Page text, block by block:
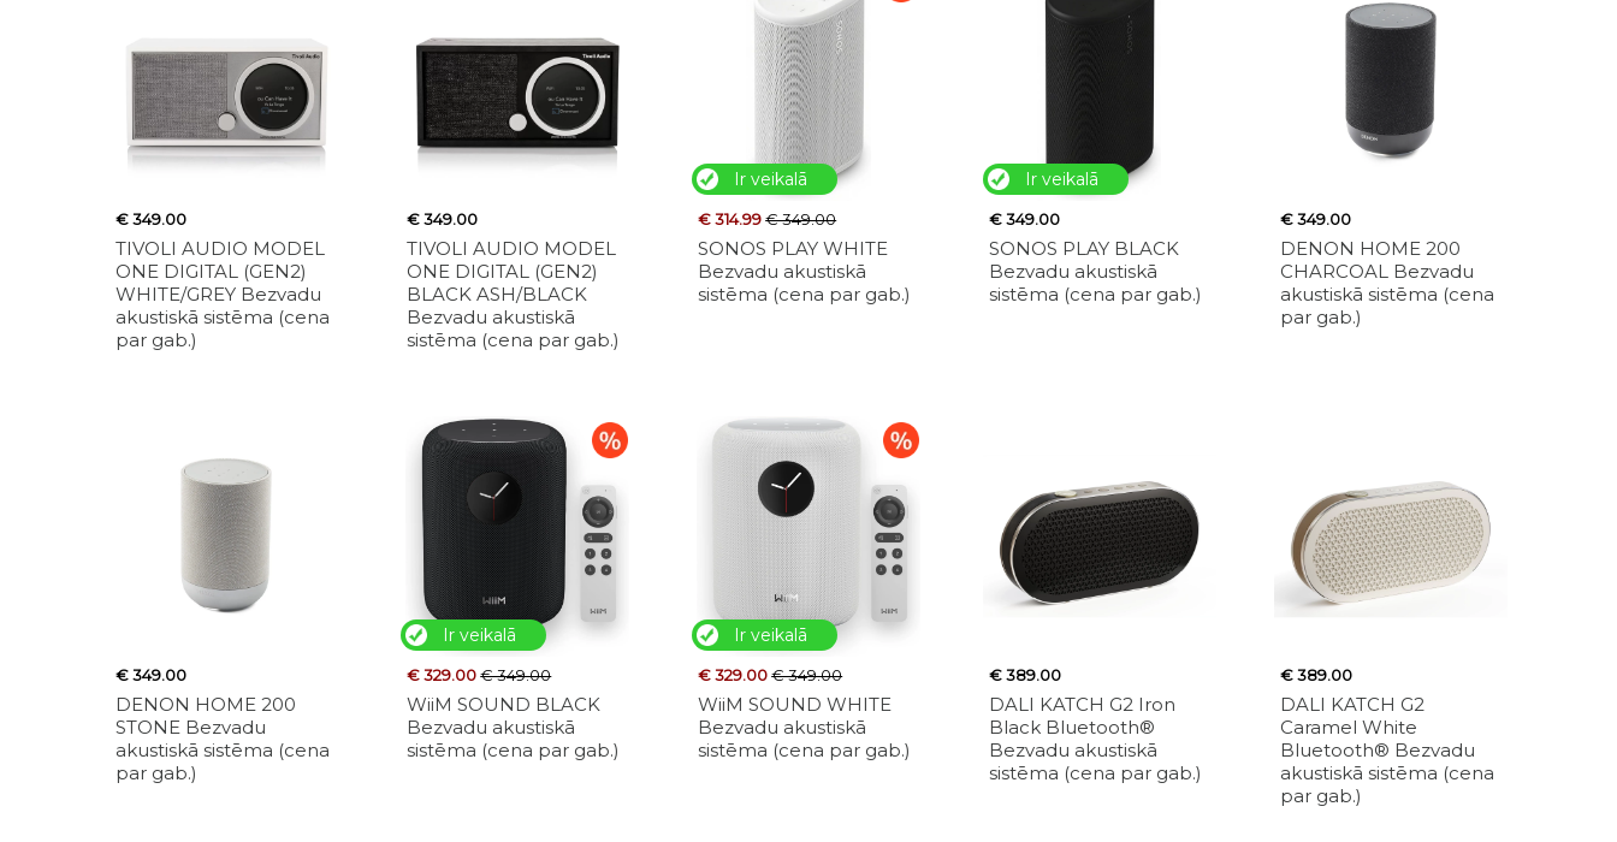
€ 349.00
TIVOLI AUDIO MODEL
ONE DIGITAL (GEN2)
WHITE/GREY Bezvadu
akustiskā sistēma (cena
par gab.)
€ 349.00
TIVOLI AUDIO MODEL
ONE DIGITAL (GEN2)
BLACK ASH/BLACK
Bezvadu akustiskā
sistēma (cena par gab.)
Ir veikalā
€ 314.99€ 349.00
SONOS PLAY WHITE
Bezvadu akustiskā
sistēma (cena par gab.)
Ir veikalā
€ 349.00
SONOS PLAY BLACK
Bezvadu akustiskā
sistēma (cena par gab.)
€ 349.00
DENON HOME 200
CHARCOAL Bezvadu
akustiskā sistēma (cena
par gab.)
€ 349.00
DENON HOME 200
STONE Bezvadu
akustiskā sistēma (cena
par gab.)
Ir veikalā
€ 329.00€ 349.00
WiiM SOUND BLACK
Bezvadu akustiskā
sistēma (cena par gab.)
Ir veikalā
€ 329.00€ 349.00
WiiM SOUND WHITE
Bezvadu akustiskā
sistēma (cena par gab.)
€ 389.00
DALI KATCH G2 Iron
Black Bluetooth®
Bezvadu akustiskā
sistēma (cena par gab.)
€ 389.00
DALI KATCH G2
Caramel White
Bluetooth® Bezvadu
akustiskā sistēma (cena
par gab.)